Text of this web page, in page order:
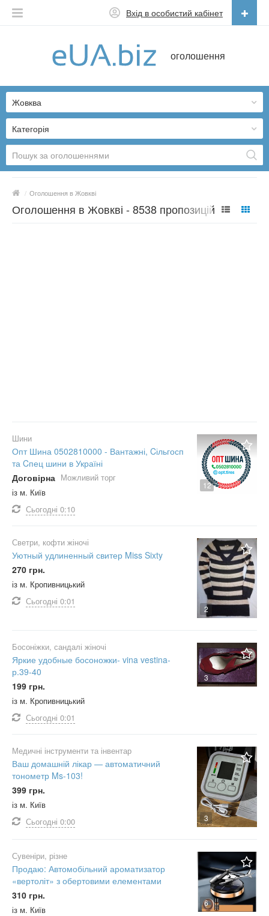
оголошення
Вхід в особистий кабінет
Українська
Категорія
Жовква
/ Оголошення в Жовкві
Оголошення в Жовкві - 8538 пропозицій
12
Шини
Опт Шина 0502810000 - Вантажні, Cільгосп
та Cпец шини в Україні
Договірна Можливий торг
із м. Київ
Сьогодні 0:10
2
Светри, кофти жіночі
Уютный удлиненный свитер Miss Sixty
270 грн.
із м. Кропивницький
Сьогодні 0:01
3
Босоніжки, сандалі жіночі
Яркие удобные босоножки- vina vestina-
р.39-40
199 грн.
із м. Кропивницький
Сьогодні 0:01
3
Медичні інструменти та інвентар
Ваш домашній лікар — автоматичний
тонометр Ms-103!
399 грн.
із м. Київ
Сьогодні 0:00
6
Сувеніри, різне
Продаю: Автомобільний ароматизатор
«вертоліт» з обертовими елементами
310 грн.
із м. Київ